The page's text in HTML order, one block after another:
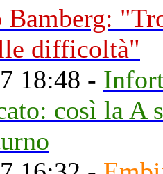
difficoltà"
18:48 -
così la A